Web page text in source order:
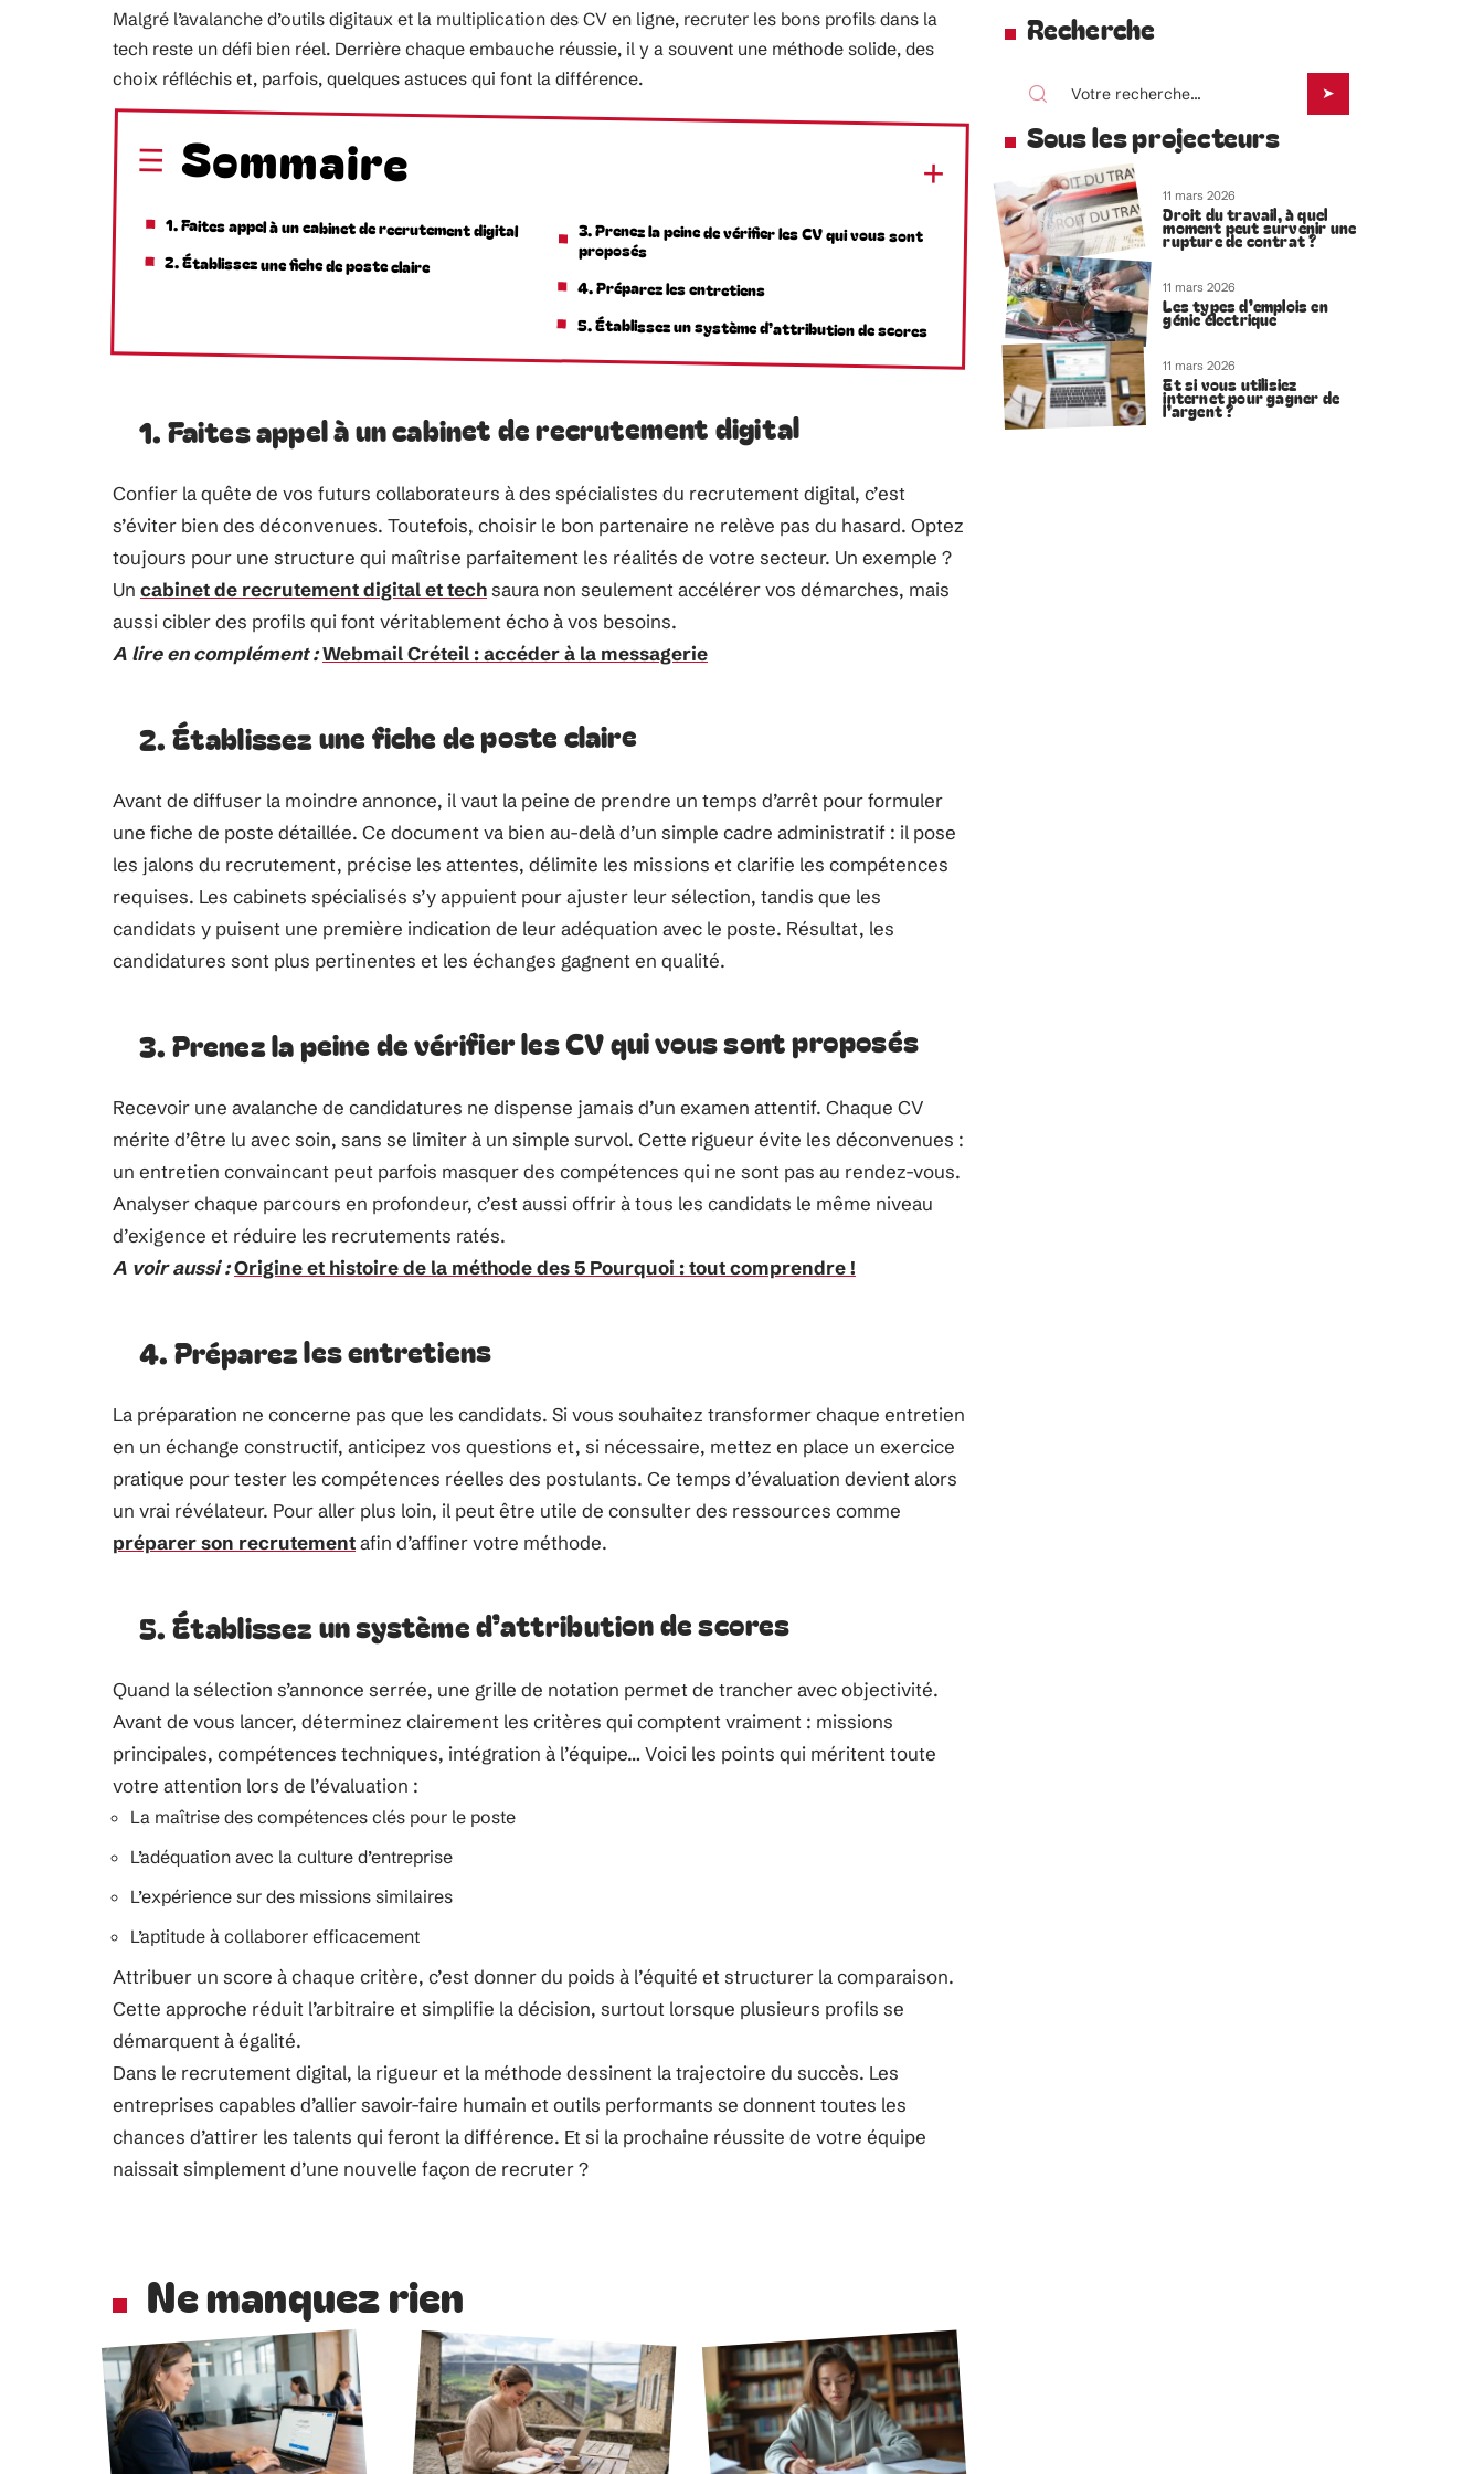
Malgré l’avalanche d’outils digitaux et la multiplication des CV en ligne, recruter les bons profils dans la
tech reste un défi bien réel. Derrière chaque embauche réussie, il y a souvent une méthode solide, des
choix réfléchis et, parfois, quelques astuces qui font la différence.
Sommaire
1. Faites appel à un cabinet de recrutement digital
2. Établissez une fiche de poste claire
3. Prenez la peine de vérifier les CV qui vous sont
proposés
4. Préparez les entretiens
5. Établissez un système d’attribution de scores
1. Faites appel à un cabinet de recrutement digital
Confier la quête de vos futurs collaborateurs à des spécialistes du recrutement digital, c’est
s’éviter bien des déconvenues. Toutefois, choisir le bon partenaire ne relève pas du hasard. Optez
toujours pour une structure qui maîtrise parfaitement les réalités de votre secteur. Un exemple ?
Un cabinet de recrutement digital et techsaura non seulement accélérer vos démarches, mais
aussi cibler des profils qui font véritablement écho à vos besoins.
A lire en complément :Webmail Créteil : accéder à la messagerie
2. Établissez une fiche de poste claire
Avant de diffuser la moindre annonce, il vaut la peine de prendre un temps d’arrêt pour formuler
une fiche de poste détaillée. Ce document va bien au-delà d’un simple cadre administratif : il pose
les jalons du recrutement, précise les attentes, délimite les missions et clarifie les compétences
requises. Les cabinets spécialisés s’y appuient pour ajuster leur sélection, tandis que les
candidats y puisent une première indication de leur adéquation avec le poste. Résultat, les
candidatures sont plus pertinentes et les échanges gagnent en qualité.
3. Prenez la peine de vérifier les CV qui vous sont proposés
Recevoir une avalanche de candidatures ne dispense jamais d’un examen attentif. Chaque CV
mérite d’être lu avec soin, sans se limiter à un simple survol. Cette rigueur évite les déconvenues :
un entretien convaincant peut parfois masquer des compétences qui ne sont pas au rendez-vous.
Analyser chaque parcours en profondeur, c’est aussi offrir à tous les candidats le même niveau
d’exigence et réduire les recrutements ratés.
A voir aussi :Origine et histoire de la méthode des 5 Pourquoi : tout comprendre !
4. Préparez les entretiens
La préparation ne concerne pas que les candidats. Si vous souhaitez transformer chaque entretien
en un échange constructif, anticipez vos questions et, si nécessaire, mettez en place un exercice
pratique pour tester les compétences réelles des postulants. Ce temps d’évaluation devient alors
un vrai révélateur. Pour aller plus loin, il peut être utile de consulter des ressources comme
préparer son recrutementafin d’affiner votre méthode.
5. Établissez un système d’attribution de scores
Quand la sélection s’annonce serrée, une grille de notation permet de trancher avec objectivité.
Avant de vous lancer, déterminez clairement les critères qui comptent vraiment : missions
principales, compétences techniques, intégration à l’équipe… Voici les points qui méritent toute
votre attention lors de l’évaluation :
La maîtrise des compétences clés pour le poste
L’adéquation avec la culture d’entreprise
L’expérience sur des missions similaires
L’aptitude à collaborer efficacement
Attribuer un score à chaque critère, c’est donner du poids à l’équité et structurer la comparaison.
Cette approche réduit l’arbitraire et simplifie la décision, surtout lorsque plusieurs profils se
démarquent à égalité.
Dans le recrutement digital, la rigueur et la méthode dessinent la trajectoire du succès. Les
entreprises capables d’allier savoir-faire humain et outils performants se donnent toutes les
chances d’attirer les talents qui feront la différence. Et si la prochaine réussite de votre équipe
naissait simplement d’une nouvelle façon de recruter ?
Ne manquez rien
Recherche
Sous les projecteurs
11 mars 2026
Droit du travail, à quel
moment peut survenir une
rupture de contrat ?
11 mars 2026
Les types d’emplois en
génie électrique
11 mars 2026
Et si vous utilisiez
internet pour gagner de
l’argent ?